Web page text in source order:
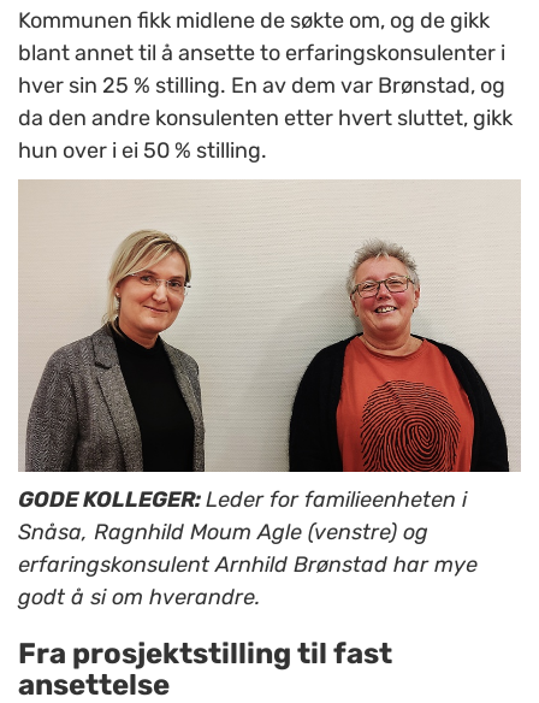
Kommunen fikk midlene de søkte om, og de gikk
blant annet til å ansette to erfaringskonsulenter i
hver sin 25 % stilling. En av dem var Brønstad, og
da den andre konsulenten etter hvert sluttet, gikk
hun over i ei 50 % stilling.
GODE KOLLEGER:Leder for familieenheten i
Snåsa, Ragnhild Moum Agle (venstre) og
erfaringskonsulent Arnhild Brønstad har mye
godt å si om hverandre.
Fra prosjektstilling til fast
ansettelse